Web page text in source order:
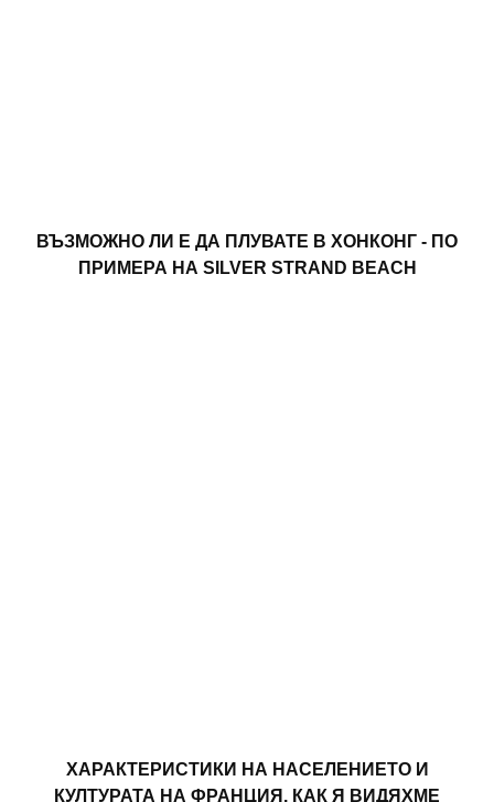
ВЪЗМОЖНО ЛИ Е ДА ПЛУВАТЕ В ХОНКОНГ - ПО
ПРИМЕРА НА SILVER STRAND BEACH
ХАРАКТЕРИСТИКИ НА НАСЕЛЕНИЕТО И
КУЛТУРАТА НА ФРАНЦИЯ. КАК Я ВИДЯХМЕ